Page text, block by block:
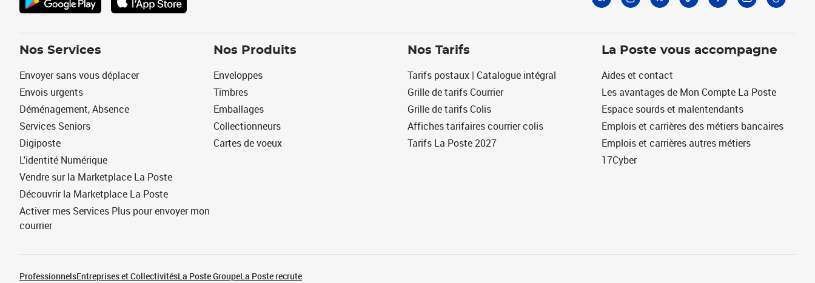
Nos Services
Envoyer sans vous déplacer
Envois urgents
Déménagement, Absence
Services Seniors
Digiposte
L'identité Numérique
Vendre sur la Marketplace La Poste
Découvrir la Marketplace La Poste
Activer mes Services Plus pour envoyer mon
courrier
Nos Produits
Enveloppes
Timbres
Emballages
Collectionneurs
Cartes de voeux
Nos Tarifs
Tarifs postaux | Catalogue intégral
Grille de tarifs Courrier
Grille de tarifs Colis
Affiches tarifaires courrier colis
Tarifs La Poste 2027
La Poste vous accompagne
Aides et contact
Les avantages de Mon Compte La Poste
Espace sourds et malentendants
Emplois et carrières des métiers bancaires
Emplois et carrières autres métiers
17Cyber
ProfessionnelsEntreprises et CollectivitésLa Poste GroupeLa Poste recrute